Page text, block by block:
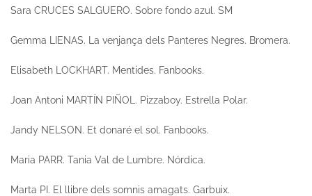
Sara CRUCES SALGUERO. Sobre fondo azul . SM
Gemma LIENAS. La venjança dels Panteres Negres. Bromera.
Elisabeth LOCKHART. Mentides. Fanbooks.
Joan Antoni MARTÍN PIÑOL. Pizzaboy. Estrella Polar.
Jandy NELSON. Et donaré el sol. Fanbooks.
Maria PARR. Tania Val de Lumbre. Nórdica.
Marta PI. El llibre dels somnis amagats. Garbuix.